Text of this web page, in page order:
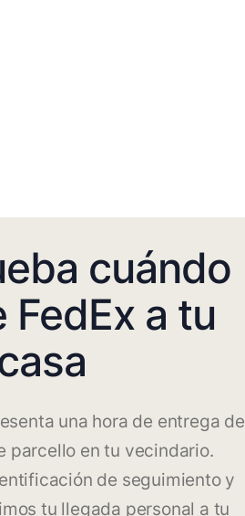
cuándo
a tu
una hora de entrega de
parcello en tu vecindario.
de seguimiento y
tu llegada personal a tu